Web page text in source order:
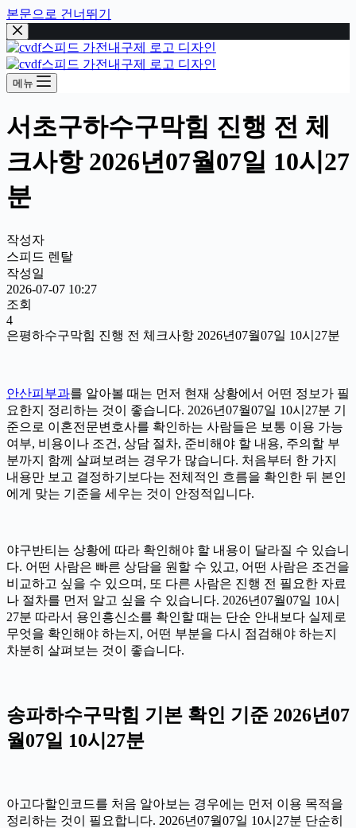
본문으로 건너뛰기
메뉴
서초구하수구막힘 진행 전 체
크사항 2026년07월07일 10시27
분
작성자
스피드 렌탈
작성일
2026-07-07 10:27
조회
4
은평하수구막힘 진행 전 체크사항 2026년07월07일 10시27분
안산피부과를 알아볼 때는 먼저 현재 상황에서 어떤 정보가 필
요한지 정리하는 것이 좋습니다. 2026년07월07일 10시27분 기
준으로 이혼전문변호사를 확인하는 사람들은 보통 이용 가능
여부, 비용이나 조건, 상담 절차, 준비해야 할 내용, 주의할 부
분까지 함께 살펴보려는 경우가 많습니다. 처음부터 한 가지
내용만 보고 결정하기보다는 전체적인 흐름을 확인한 뒤 본인
에게 맞는 기준을 세우는 것이 안정적입니다.
야구반티는 상황에 따라 확인해야 할 내용이 달라질 수 있습니
다. 어떤 사람은 빠른 상담을 원할 수 있고, 어떤 사람은 조건을
비교하고 싶을 수 있으며, 또 다른 사람은 진행 전 필요한 자료
나 절차를 먼저 알고 싶을 수 있습니다. 2026년07월07일 10시
27분 따라서 용인흥신소를 확인할 때는 단순 안내보다 실제로
무엇을 확인해야 하는지, 어떤 부분을 다시 점검해야 하는지
차분히 살펴보는 것이 좋습니다.
송파하수구막힘 기본 확인 기준 2026년07
월07일 10시27분
아고다할인코드를 처음 알아보는 경우에는 먼저 이용 목적을
정리하는 것이 필요합니다. 2026년07월07일 10시27분 단순히